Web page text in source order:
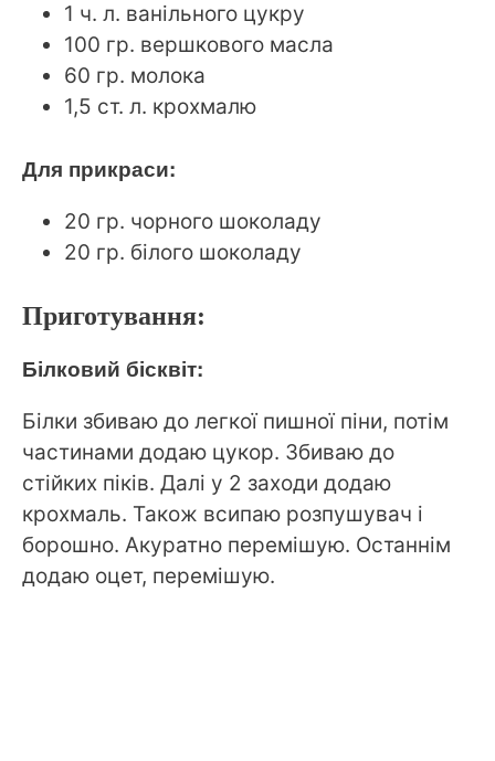
1 ч. л. ванільного цукру
100 гр. вершкового масла
60 гр. молока
1,5 ст. л. крохмалю
Для прикраси:
20 гр. чорного шоколаду
20 гр. білого шоколаду
Приготування:
Білковий бісквіт:
Білки збиваю до легкої пишної піни, потім
частинами додаю цукор. Збиваю до
стійких піків. Далі у 2 заходи додаю
крохмаль. Також всипаю розпушувач і
борошно. Акуратно перемішую. Останнім
додаю оцет, перемішую.